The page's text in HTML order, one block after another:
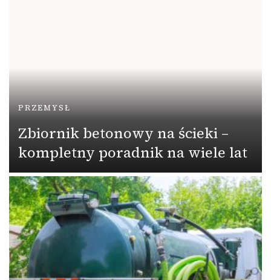
PRZEMYSŁ
Zbiornik betonowy na ścieki –
kompletny poradnik na wiele lat